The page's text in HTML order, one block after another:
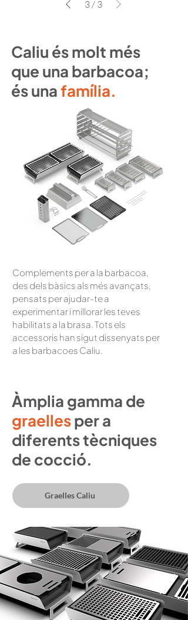
3 / 3
Caliu és molt més
que una barbacoa;
és unafamília.
Complements per a la barbacoa,
des dels bàsics als més avançats,
pensats per ajudar-te a
experimentar i millorar les teves
habilitats a la brasa. Tots els
accessoris han sigut dissenyats per
a les barbacoes Caliu.
Àmplia gamma de
graellesper a
diferents tècniques
de cocció.
Graelles Caliu